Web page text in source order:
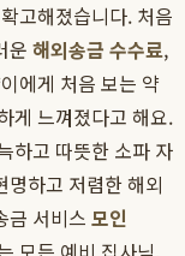
고해졌습니다. 처음
운 해외송금 수수료,
에게 처음 보는 약
게 느껴졌다고 해요.
하고 따뜻한 소파 자
명하고 저렴한 해외
금 서비스 모인